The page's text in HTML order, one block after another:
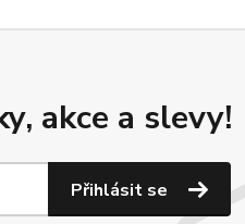
akce a slevy!
Přihlásit se